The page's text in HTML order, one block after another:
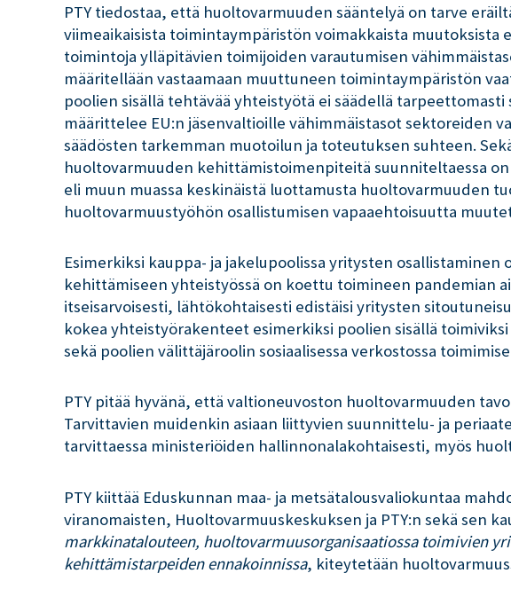
PTY tiedostaa, että huoltovarmuuden sääntelyä on tarve
viimeaikaisista toimintaympäristön voimakkaista muutoksista
toimintoja ylläpitävien toimijoiden varautumisen
määritellään vastaamaan muuttuneen toimintaympäristön
poolien sisällä tehtävää yhteistyötä ei säädellä
määrittelee EU:n jäsenvaltioille vähimmäistasot sektoreiden
säädösten tarkemman muotoilun ja toteutuksen suhteen.
huoltovarmuuden kehittämistoimenpiteitä suunniteltaessa
eli muun muassa keskinäistä luottamusta huoltovarmuuden
huoltovarmuustyöhön osallistumisen vapaaehtoisuutta
Esimerkiksi kauppa- ja jakelupoolissa yritysten
kehittämiseen yhteistyössä on koettu toimineen pandemian
itseisarvoisesti, lähtökohtaisesti edistäisi yritysten
kokea yhteistyörakenteet esimerkiksi poolien sisällä
sekä poolien välittäjäroolin sosiaalisessa verkostossa
PTY pitää hyvänä, että valtioneuvoston huoltovarmuuden
Tarvittavien muidenkin asiaan liittyvien suunnittelu- ja
tarvittaessa ministeriöiden hallinnonalakohtaisesti, myös
PTY kiittää Eduskunnan maa- ja metsätalousvaliokuntaa
viranomaisten, Huoltovarmuuskeskuksen ja PTY:n sekä sen
markkinatalouteen, huoltovarmuusorganisaatiossa toimivien
kehittämistarpeiden ennakoinnissa, kiteytetään